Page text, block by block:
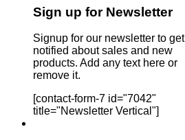
Sign up for Newsletter
Signup for our newsletter to get
notified about sales and new
products. Add any text here or
remove it.
[contact-form-7 id="7042"
title="Newsletter Vertical"]